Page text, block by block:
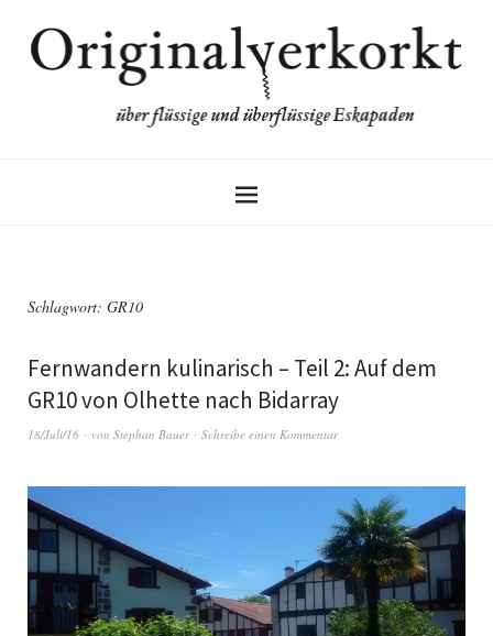
Schlagwort: GR10
Fernwandern kulinarisch – Teil 2: Auf dem
GR10 von Olhette nach Bidarray
18/Juli/16 von Stephan Bauer Schreibe einen Kommentar